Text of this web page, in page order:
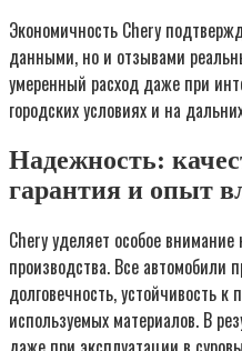
Экономичность Chery
данными, но и отзывами
умеренный расход даже при
городских условиях и на
Надежность:
гарантия и опыт
Chery уделяет особое внимание
производства. Все автомобили
долговечность, устойчивость
используемых материалов. В